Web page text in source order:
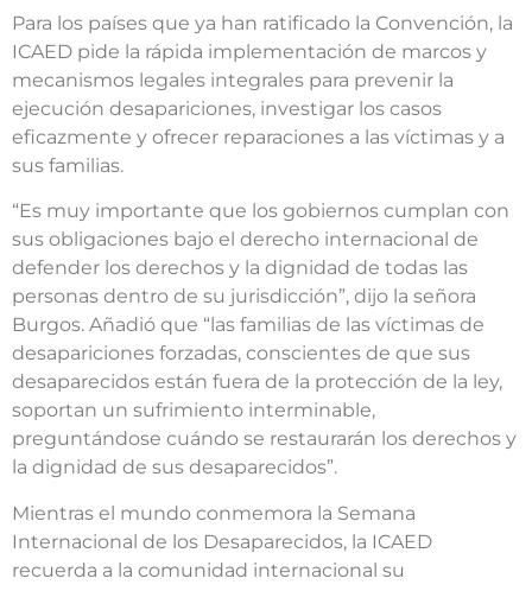
Para los países que ya han ratificado la Convención, la
ICAED pide la rápida implementación de marcos y
mecanismos legales integrales para prevenir la
ejecución desapariciones, investigar los casos
eficazmente y ofrecer reparaciones a las víctimas y a
sus familias.
“Es muy importante que los gobiernos cumplan con
sus obligaciones bajo el derecho internacional de
defender los derechos y la dignidad de todas las
personas dentro de su jurisdicción”, dijo la señora
Burgos. Añadió que “las familias de las víctimas de
desapariciones forzadas, conscientes de que sus
desaparecidos están fuera de la protección de la ley,
soportan un sufrimiento interminable,
preguntándose cuándo se restaurarán los derechos y
la dignidad de sus desaparecidos”.
Mientras el mundo conmemora la Semana
Internacional de los Desaparecidos, la ICAED
recuerda a la comunidad internacional su